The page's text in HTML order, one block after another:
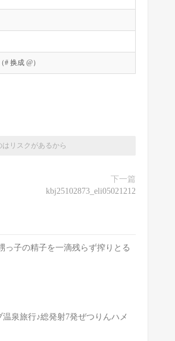
换成 @）
リスクがあるから
下一篇
kbj25102873_eli05021212
っ子の精子を一滴残らず搾りとる
泉旅行♪総発射7発ぜつりんハメ